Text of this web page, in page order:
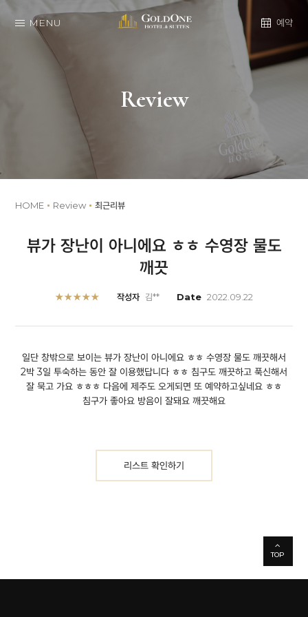
MENU 예약
Review
HOME Review 최근리뷰
뷰가 장난이 아니에요 ㅎㅎ 수영장 물도
깨끗
★★★★★ 작성자 김** Date 2022.09.22
일단 창밖으로 보이는 뷰가 장난이 아니에요 ㅎㅎ 수영장 물도 깨끗해서
2박 3일 투숙하는 동안 잘 이용했답니다 ㅎㅎ 침구도 깨끗하고 푹신해서
잘 묵고 가요 ㅎㅎㅎ 다음에 제주도 오게되면 또 예약하고싶네요 ㅎㅎ
침구가 좋아요 방음이 잘돼요 깨끗해요
리스트 확인하기
TOP